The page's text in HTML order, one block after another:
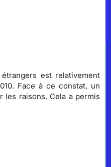
est relativement
. Face à ce constat, un
les raisons. Cela a permis